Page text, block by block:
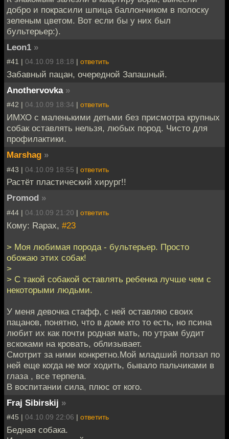
добро и покрасили шпица баллончиком в полоску
зеленым цветом. Вот если бы у них был
бультерьер:).
Leon1 »
#41 | 04.10.09 18:18 | ответить
Забавный пацан, очередной Запашный.
Anothervovka »
#42 | 04.10.09 18:34 | ответить
ИМХО с маленькими детьми без присмотра крупных
собак оставлять нельзя, любых пород. Чисто для
профилактики.
Marshag »
#43 | 04.10.09 18:55 | ответить
Растёт пластический хирург!!
Promod »
#44 | 04.10.09 21:20 | ответить
Кому: Rapax, #23
> Моя любимая порода - бультерьер. Просто
обожаю этих собак!
>
> С такой собакой оставлять ребенка лучше чем с
некоторыми людьми.
У меня девочка стафф, с ней оставляю своих
пацанов, понятно, что в доме кто то есть, но псина
любит их как почти родная мать, по утрам будит
вскоками на кровать, облизывает.
Смотрит за ними конкретно.Мой младший ползал по
ней еще когда не мог ходить, бывало пальчиками в
глаза , все терпела.
В воспитании сила, плюс от кого.
Fraj Sibirskij »
#45 | 04.10.09 22:06 | ответить
Бедная собака.